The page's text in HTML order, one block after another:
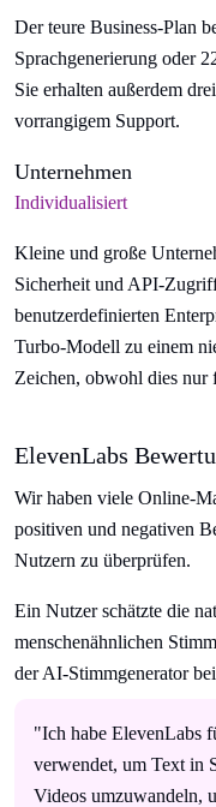
Der teure Business-Plan
Sprachgenerierung oder
Sie erhalten außerdem
vorrangigem Support.
Unternehmen
Individualisiert
Kleine und große
Sicherheit und API-
benutzerdefinierten
Turbo-Modell zu einem
Zeichen, obwohl dies
ElevenLabs
Wir haben viele Online-
positiven und negativen
Nutzern zu überprüfen.
Ein Nutzer schätzte die
menschenähnlichen
der AI-Stimmgenerator
"Ich habe ElevenLabs
verwendet, um Text in
Videos umzuwandeln,